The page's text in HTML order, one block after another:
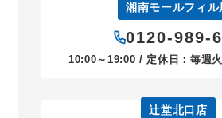
湘南モールフィル
0120-989-
10:00～19:00 / 定休日：毎週
辻堂北口店